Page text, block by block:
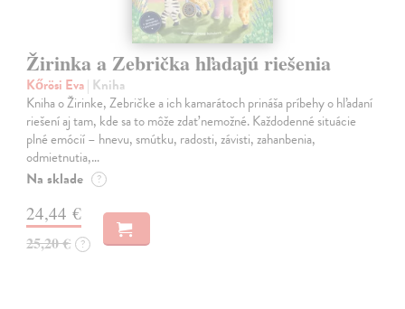
Žirinka a Zebrička hľadajú riešenia
Kőrösi Eva| Kniha
Kniha o Žirinke, Zebričke a ich kamarátoch prináša príbehy o hľadaní
riešení aj tam, kde sa to môže zdať nemožné. Každodenné situácie
plné emócií – hnevu, smútku, radosti, závisti, zahanbenia,
odmietnutia,…
Na sklade ?
24,44 €
25,20 € ?